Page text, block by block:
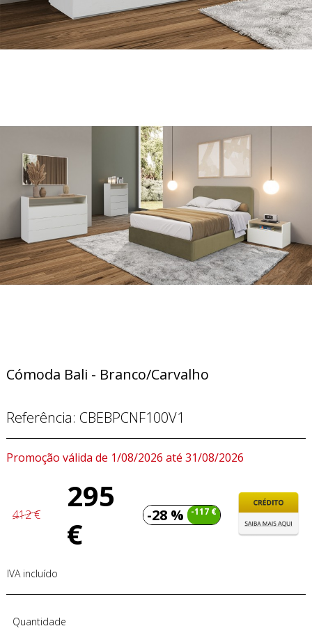
Cómoda Bali - Branco/Carvalho
Referência: CBEBPCNF100V1
Promoção válida de 1/08/2026 até 31/08/2026
412 €
295
€
-28 % -117 €
IVA incluído
Quantidade